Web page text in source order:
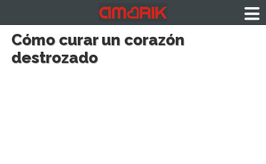
Cómo curar un corazón
destrozado